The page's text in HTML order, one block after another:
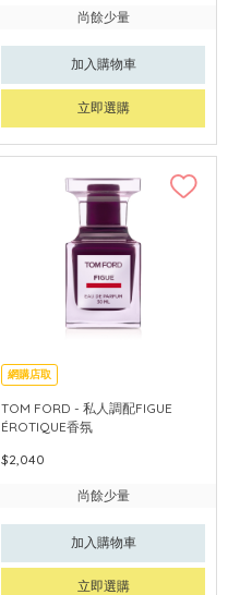
尚餘少量
加入購物車
立即選購
網購店取
TOM FORD - 私人調配FIGUE
ÉROTIQUE香氛
$2,040
尚餘少量
加入購物車
立即選購